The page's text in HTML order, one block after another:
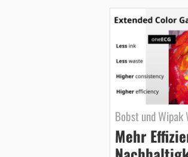
Bobst und Wipak
Mehr